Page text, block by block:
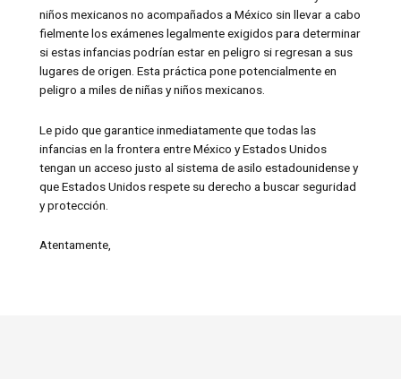
niños mexicanos no acompañados a México sin llevar a cabo
fielmente los exámenes legalmente exigidos para determinar
si estas infancias podrían estar en peligro si regresan a sus
lugares de origen. Esta práctica pone potencialmente en
peligro a miles de niñas y niños mexicanos.
Le pido que garantice inmediatamente que todas las
infancias en la frontera entre México y Estados Unidos
tengan un acceso justo al sistema de asilo estadounidense y
que Estados Unidos respete su derecho a buscar seguridad
y protección.
Atentamente,